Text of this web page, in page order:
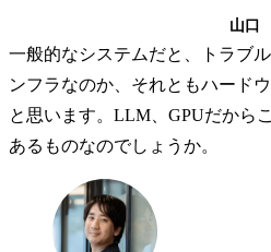
山口
一般的なシステムだと、トラブ
ンフラなのか、それともハード
と思います。LLM、GPUだから
あるものなのでしょうか。